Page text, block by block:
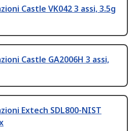
Castle VK042 3 assi, 3.5g
Castle GA2006H 3 assi,
Extech SDL800-NIST